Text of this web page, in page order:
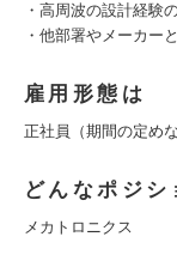
・高周波の設計経験
・他部署やメーカー
雇用形態は
正社員（期間の定めな
どんなポジシ
メカトロニクス